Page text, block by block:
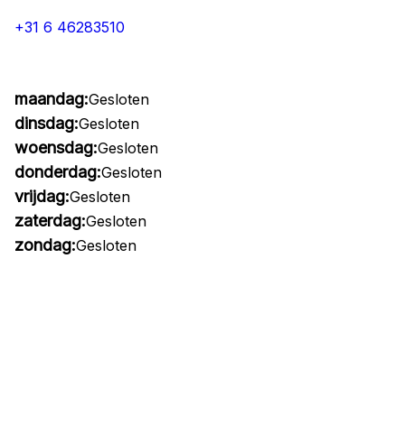
+31 6 46283510
maandag:Gesloten
dinsdag:Gesloten
woensdag:Gesloten
donderdag:Gesloten
vrijdag:Gesloten
zaterdag:Gesloten
zondag:Gesloten